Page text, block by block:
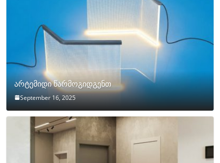
არტემიდი წარმოგიდგენთ
September 16, 2025